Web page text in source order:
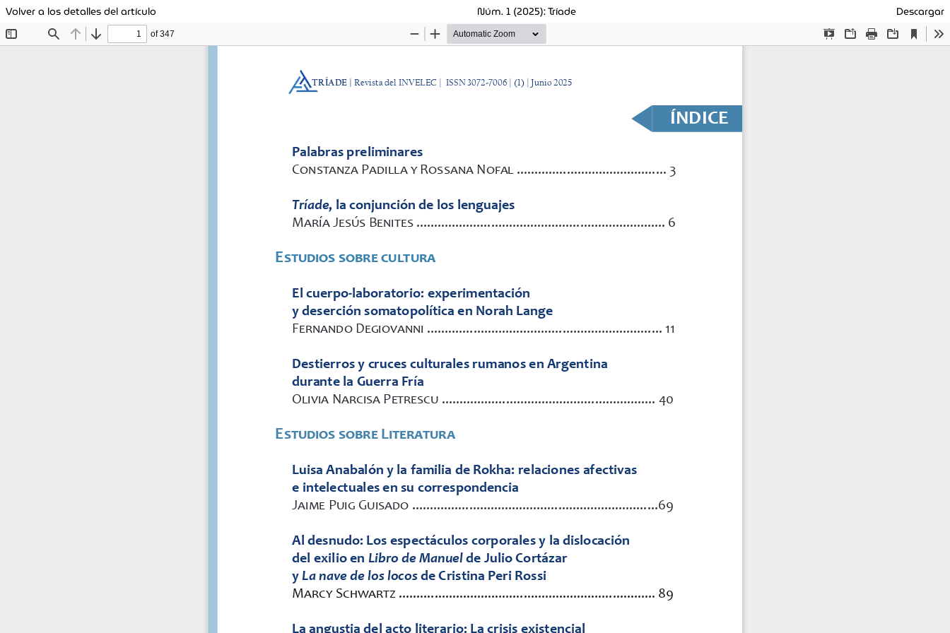
Volver a los detalles del artículo Núm. 1 (2025): Tríade Descargar